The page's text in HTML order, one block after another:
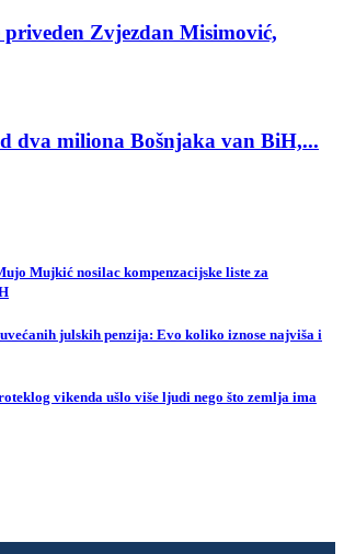
Zvjezdan Misimović,
dva miliona Bošnjaka van BiH,...
Mujkić nosilac kompenzacijske liste za
julskih penzija: Evo koliko iznose najviša i
vikenda ušlo više ljudi nego što zemlja ima